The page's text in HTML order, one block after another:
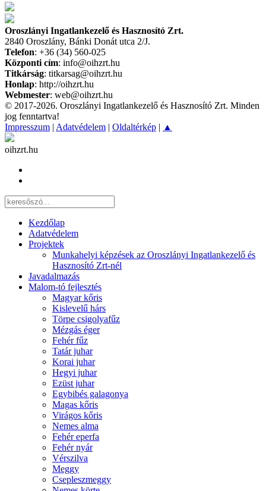
Oroszlányi Ingatlankezelő és Hasznosító Zrt.
2840 Oroszlány, Bánki Donát utca 2/J.
Telefon: +36 (34) 560-025
Központi cím: info@oihzrt.hu
Titkárság: titkarsag@oihzrt.hu
Honlap: http://oihzrt.hu
Webmester: web@oihzrt.hu
© 2017-2026. Oroszlányi Ingatlankezelő és Hasznosító Zrt. Minden
jog fenntartva!
Impresszum | Adatvédelem | Oldaltérkép | ▲
oihzrt.hu
Kezdőlap
Adatvédelem
Projektek
Munkahelyi képzések az Oroszlányi Ingatlankezelő és
Hasznosító Zrt-nél
Javadalmazás
Malom-tó fejlesztés
Magyar kőris
Kislevelű hárs
Törpe csigolyafűz
Mézgás éger
Fehér fűz
Tatár juhar
Korai juhar
Hegyi juhar
Ezüst juhar
Egybibés galagonya
Magas kőris
Virágos kőris
Nemes alma
Fehér eperfa
Fehér nyár
Vérszilva
Meggy
Csepleszmeggy